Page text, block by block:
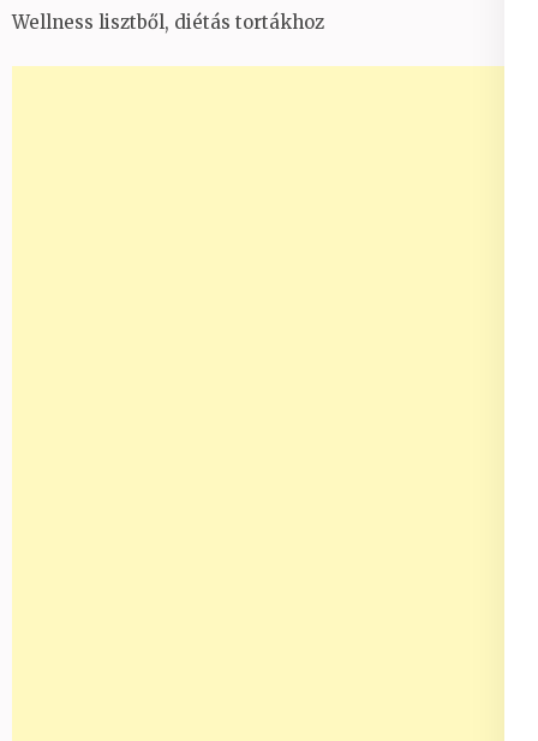
Wellness lisztből, diétás tortákhoz